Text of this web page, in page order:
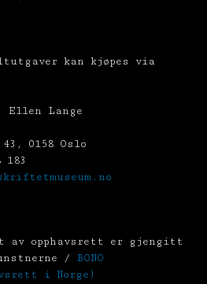
kan kjøpes via
Ellen Lange
0158 Oslo
av opphavsrett er gjengitt
/ BONO
i Norge)